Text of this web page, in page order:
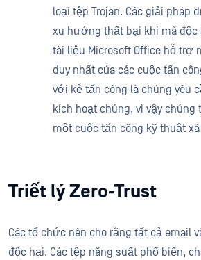
loại tệp Trojan. Các giải pháp
xu hướng thất bại khi mã
tài liệu Microsoft Office hỗ trợ
duy nhất của các cuộc tấn
với kẻ tấn công là chúng yêu
kích hoạt chúng, vì vậy
một cuộc tấn công kỹ thuật
Triết lý Zero-Trust
Các tổ chức nên cho rằng tất cả email
độc hại. Các tệp năng suất phổ biến,